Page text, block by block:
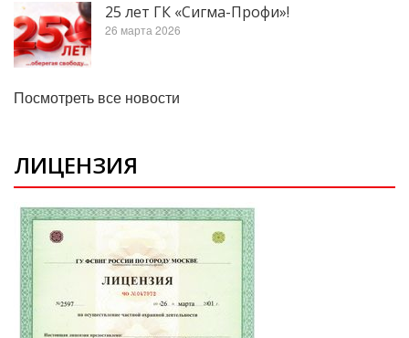
25 лет ГК «Сигма-Профи»!
26 марта 2026
Посмотреть все новости
ЛИЦЕНЗИЯ